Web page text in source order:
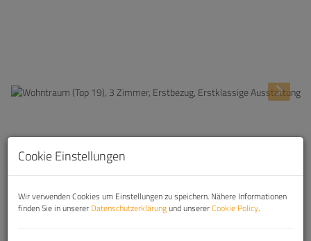
Hauptstraße 70''
Cookie Einstellungen
Wir verwenden Cookies um Einstellungen zu speichern. Nähere Informationen
finden Sie in unserer Datenschutzerklärungund unsererCookie Policy.